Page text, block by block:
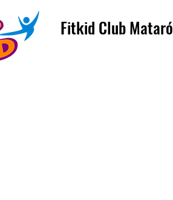
Fitkid Club Mataró